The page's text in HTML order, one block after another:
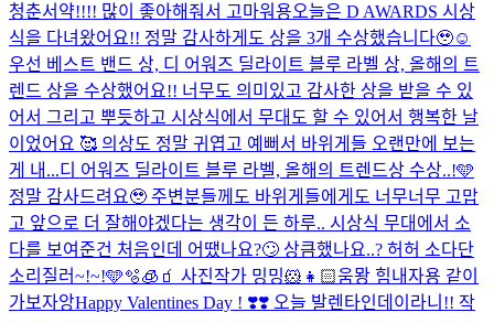
청춘서약!!!! 많이 좋아해줘서 고마워용오늘은 D AWARDS 시상
식을 다녀왔어요!! 정말 감사하게도 상을 3개 수상했습니다🥹☺️
우선 베스트 밴드 상, 디 어워즈 딜라이트 블루 라벨 상, 올해의 트
렌드 상을 수상했어요!! 너무도 의미있고 감사한 상을 받을 수 있
어서 그리고 뿌듯하고 시상식에서 무대도 할 수 있어서 행복한 날
이었어요 🥰 의상도 정말 귀엽고 예뻐서 바위게들 오랜만에 보는
게 내...디 어워즈 딜라이트 블루 라벨, 올해의 트렌드상 수상..!🩵
정말 감사드려요🥹 주변분들께도 바위게들에게도 너무너무 고맙
고 앞으로 더 잘해야겠다는 생각이 든 하루.. 시상식 무대에서 소
다를 보여준건 처음인데 어땠나요?🙄 상큼했나요..? 허허 소다단
소리질러~!~!🩵🫧🧊🧃 사진작가 밍밍🐹👧🏻움뫙 힘내자용 같이
가보자앙Happy Valentines Day ! ❣️❣️ 오늘 발렌타인데이라니!! 작